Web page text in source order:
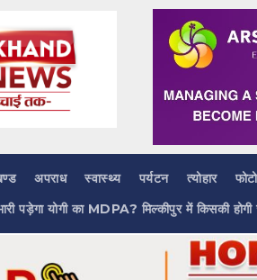
अपराध स्वास्थ्य पर्यटन त्योहार
पड़ेगा योगी का MDPA? मिल्कीपुर में किसकी होगी